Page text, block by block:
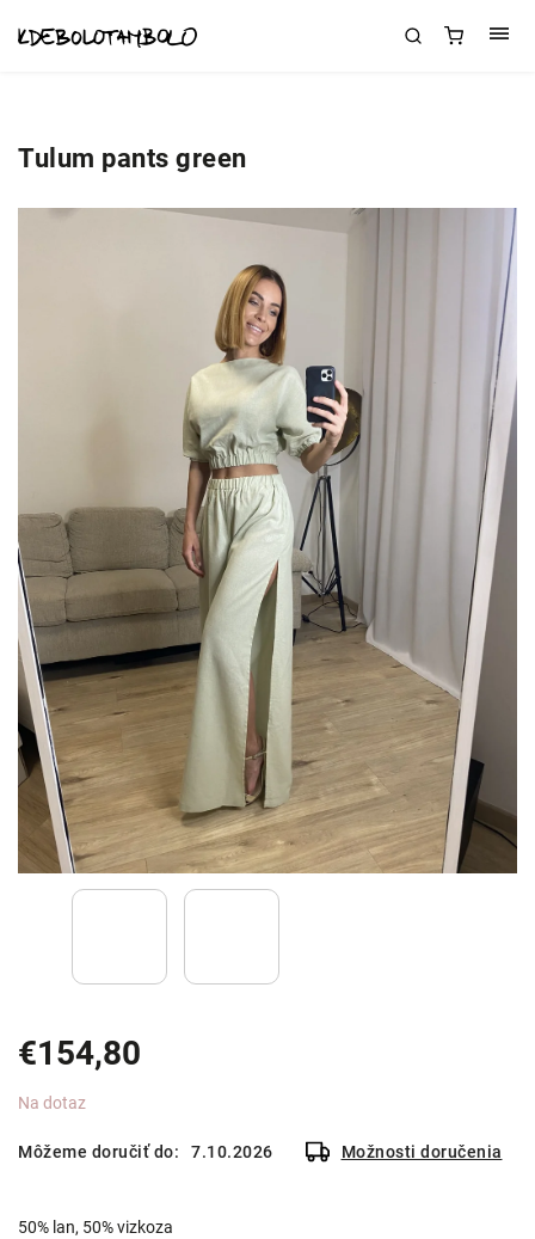
Tulum pants green
€154,80
Na dotaz
Môžeme doručiť do: 7.10.2026 Možnosti doručenia
50% lan, 50% vizkoza